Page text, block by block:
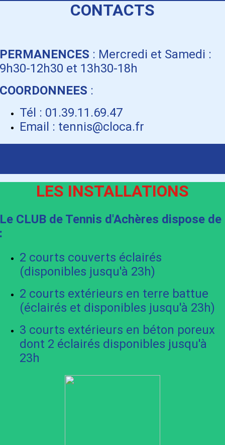
CONTACTS
: Mercredi et Samedi :
12h30 et 13h30-18h
:
Tél : 01.39.11.69.47
Email : tennis@cloca.fr
LES INSTALLATIONS
CLUB de Tennis d'Achères disposede
2 courts couverts éclairés
(disponibles jusqu'à 23h)
2 courts extérieurs en terre battue
(éclairés et disponibles jusqu'à 23h)
3 courts extérieurs en béton poreux
dont 2 éclairés disponibles jusqu'à
23h